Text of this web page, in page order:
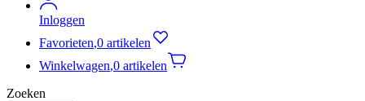
Inloggen
Favorieten,0 artikelen
Winkelwagen,0 artikelen
Zoeken